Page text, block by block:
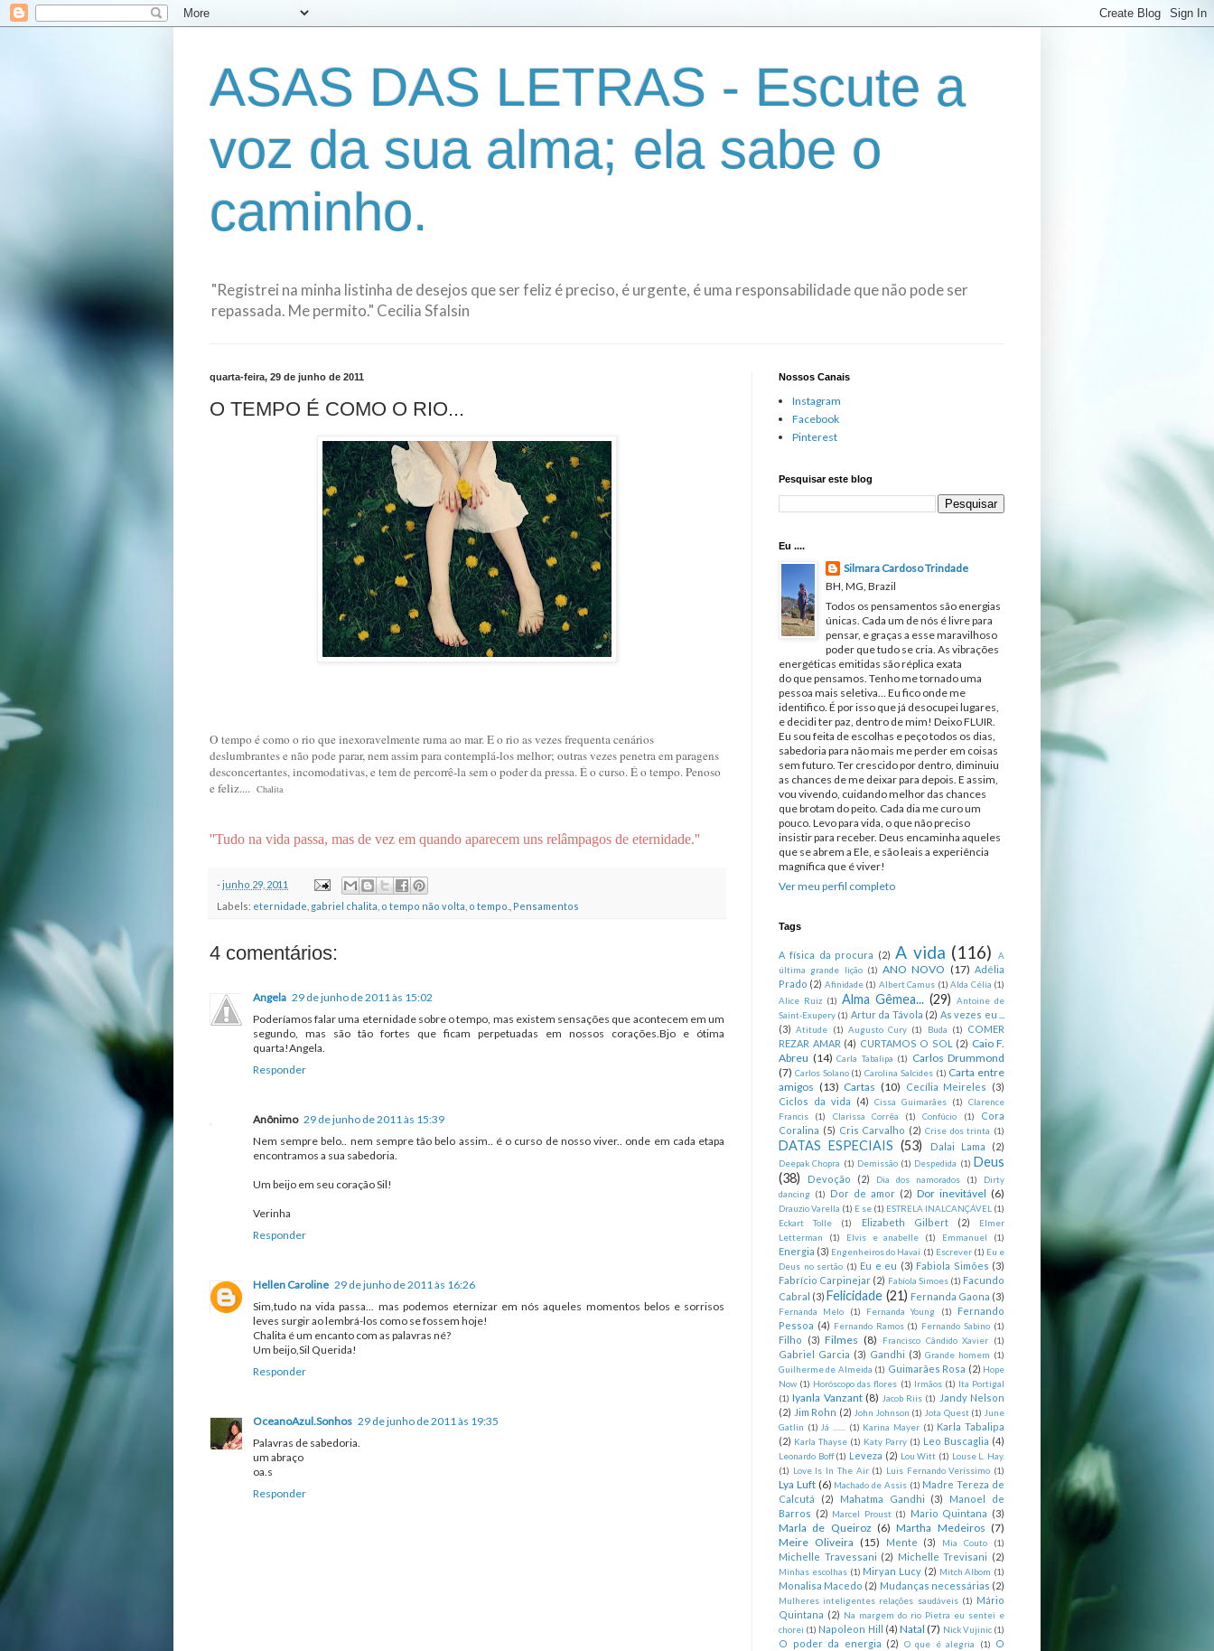
ASAS DAS LETRAS - Escute a
voz da sua alma; ela sabe o
caminho.
"Registrei na minha listinha de desejos que ser feliz é preciso, é urgente, é uma responsabilidade que não pode ser
repassada. Me permito." Cecilia Sfalsin
quarta-feira, 29 de junho de 2011
O TEMPO É COMO O RIO...
O tempo é como o rio que inexoravelmente ruma ao mar. E o rio as vezes frequenta cenários
deslumbrantes e não pode parar, nem assim para contemplá-los melhor; outras vezes penetra em paragens
desconcertantes, incomodativas, e tem de percorrê-la sem o poder da pressa. É o curso. É o tempo. Penoso
e feliz.... Chalita
''Tudo na vida passa, mas de vez em quando aparecem uns relâmpagos de eternidade.''
-junho 29, 2011
Labels: eternidade gabriel chalita o tempo não volta o tempo. Pensamentos
4 comentários:
Angela 29 de junho de 2011 às 15:02
Poderíamos falar uma eternidade sobre o tempo, mas existem sensações que acontecem em um
segundo, mas são tão fortes que ficam perpetuadas em nossos corações.Bjo e ótima
quarta!Angela.
Responder
Anônimo 29 de junho de 2011 às 15:39
Nem sempre belo.. nem sempre tão belo assim.. é o curso de nosso viver.. onde em cada etapa
encontramos a sua sabedoria.
Um beijo em seu coração Sil!
Verinha
Responder
Hellen Caroline 29 de junho de 2011 às 16:26
Sim,tudo na vida passa... mas podemos eternizar em nós aqueles momentos belos e sorrisos
leves surgir ao lembrá-los como se fossem hoje!
Chalita é um encanto com as palavras né?
Um beijo,Sil Querida!
Responder
OceanoAzul.Sonhos 29 de junho de 2011 às 19:35
Palavras de sabedoria.
um abraço
oa.s
Responder
Nossos Canais
Instagram
Facebook
Pinterest
Pesquisar este blog
Eu ....
Silmara Cardoso Trindade
BH, MG, Brazil
Todos os pensamentos são energias
únicas. Cada um de nós é livre para
pensar, e graças a esse maravilhoso
poder que tudo se cria. As vibrações
energéticas emitidas são réplica exata
do que pensamos. Tenho me tornado uma
pessoa mais seletiva... Eu fico onde me
identifico. É por isso que já desocupei lugares,
e decidi ter paz, dentro de mim! Deixo FLUIR.
Eu sou feita de escolhas e peço todos os dias,
sabedoria para não mais me perder em coisas
sem futuro. Ter crescido por dentro, diminuiu
as chances de me deixar para depois. E assim,
vou vivendo, cuidando melhor das chances
que brotam do peito. Cada dia me curo um
pouco. Levo para vida, o que não preciso
insistir para receber. Deus encaminha aqueles
que se abrem a Ele, e são leais a experiência
magnífica que é viver!
Ver meu perfil completo
Tags
A física da procura (2) A vida (116)
A
última grande lição (1) ANO NOVO (17) Adélia
Prado (2) Afinidade (1) Albert Camus (1) Alda Célia (1)
Alice Ruiz (1) Alma Gêmea... (29)
Antoine de
Saint-Exupery (1) Artur da Távola (2) As vezes eu ...
(3) Atitude (1) Augusto Cury (1) Buda (1)
COMER
REZAR AMAR (4) CURTAMOS O SOL (2) Caio F.
Abreu (14) Carla Tabalipa (1)
Carlos Drummond
(7) Carlos Solano (1) Carolina Salcides (1) Carta entre
amigos (13) Cartas (10) Cecília Meireles
(3)
Ciclos da vida
(4) Cissa Guimarães (1)
Clarence
Francis
(1) Clarissa Corrêa (1) Confúcio (1)
Cora
Coralina (5) Cris Carvalho (2) Crise dos trinta (1)
DATAS ESPECIAIS (53) Dalai Lama (2)
Deepak Chopra (1) Demissão (1) Despedida (1) Deus
(38)
Devoção (2) Dia dos namorados (1)
Dirty
dancing (1) Dor de amor (2) Dor inevitável (6)
Drauzio Varella (1) E se (1) ESTRELA INALCANÇÁVEL (1)
Eckart Tolle
(1) Elizabeth Gilbert (2)
Elmer
Letterman
(1) Elvis e anabelle (1) Emmanuel (1)
Energia (3) Engenheiros do Havaí (1) Escrever (1) Eu e
Deus no sertão (1) Eu e eu (3) Fabiola Simões (3)
Fabrício Carpinejar (2) Fabíola Simoes (1) Facundo
Cabral (3) Felicidade (21) Fernanda Gaona (3)
Fernanda Melo (1) Fernanda Young (1)
Fernando
Pessoa (4) Fernando Ramos (1) Fernando Sabino (1)
Filho (3) Filmes (8) Francisco Cândido Xavier (1)
Gabriel Garcia (3) Gandhi (3) Grande homem (1)
Guilherme de Almeida (1) Guimarães Rosa (2) Hope
Now (1) Horóscopo das flores (1) Irmãos (1)
Ita Portigal
(1) Iyanla Vanzant (8) Jacob Riis (1)
Jandy Nelson
(2) Jim Rohn (2) John Johnson (1) Jota Quest (1) June
Gatlin (1) Já ....... (1) Karina Mayer (1) Karla Tabalipa
(2) Karla Thayse (1) Katy Parry (1) Leo Buscaglia (4)
Leonardo Boff (1) Leveza (2) Lou Witt (1) Louse L. Hay.
(1)
Love Is In The Air (1) Luis Fernando Veríssimo (1)
Lya Luft (6) Machado de Assis (1) Madre Tereza de
Calcutá
(2) Mahatma Gandhi (3)
Manoel de
Barros (2) Marcel Proust (1) Mario Quintana (3)
Marla de Queiroz (6) Martha Medeiros (7)
Meire Oliveira (15) Mente (3) Mia Couto (1)
Michelle Travessani (2) Michelle Trevisani (2)
Minhas escolhas (1) Miryan Lucy (2) Mitch Albom (1)
Monalisa Macedo (2) Mudanças necessárias (2)
Mulheres inteligentes relações saudáveis (1) Mário
Quintana (2)
Na margem do rio Pietra eu sentei e
chorei (1) Napoleon Hill (4) Natal (7) Nick Vujinic (1)
O poder da energia (2) O que é alegria (1)
O